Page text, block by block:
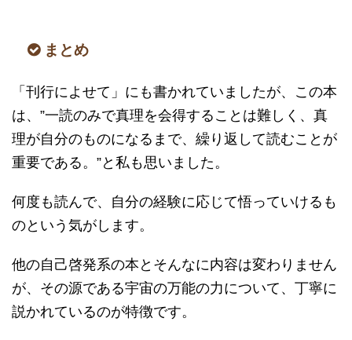
まとめ
「刊行によせて」にも書かれていましたが、この本
は、”一読のみで真理を会得することは難しく、真
理が自分のものになるまで、繰り返して読むことが
重要である。”と私も思いました。
何度も読んで、自分の経験に応じて悟っていけるも
のという気がします。
他の自己啓発系の本とそんなに内容は変わりません
が、その源である宇宙の万能の力について、丁寧に
説かれているのが特徴です。